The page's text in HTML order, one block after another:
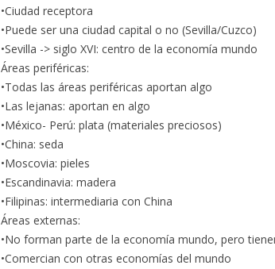
•Ciudad receptora
•Puede ser una ciudad capital o no (Sevilla/Cuzco)
•Sevilla -> siglo XVI: centro de la economía mundo
Áreas periféricas:
•Todas las áreas periféricas aportan algo
•Las lejanas: aportan en algo
•México- Perú: plata (materiales preciosos)
•China: seda
•Moscovia: pieles
•Escandinavia: madera
•Filipinas: intermediaria con China
Áreas externas:
•No forman parte de la economía mundo, pero
•Comercian con otras economías del mundo